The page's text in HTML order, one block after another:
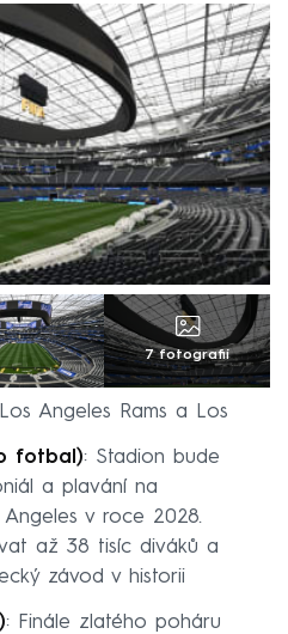
7 fotografií
Angeles Rams a Los
fotbal): Stadion bude
a plavání na
v roce 2028.
až 38 tisíc diváků a
závod v historii
: Finále zlatého poháru